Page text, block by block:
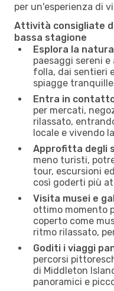
per un'esperienza di
Attività consigliate
bassa stagione
Esplora la
paesaggi sereni
folla, dai sentieri
spiagge
Entra in
per mercati,
rilassato,
locale e vivendo
Approfitta degli
meno turisti,
tour, escursioni
così goderti più
Visita musei e
ottimo momento
coperto come
ritmo rilassato,
Goditi i viaggi
percorsi
di Middleton
panoramici e